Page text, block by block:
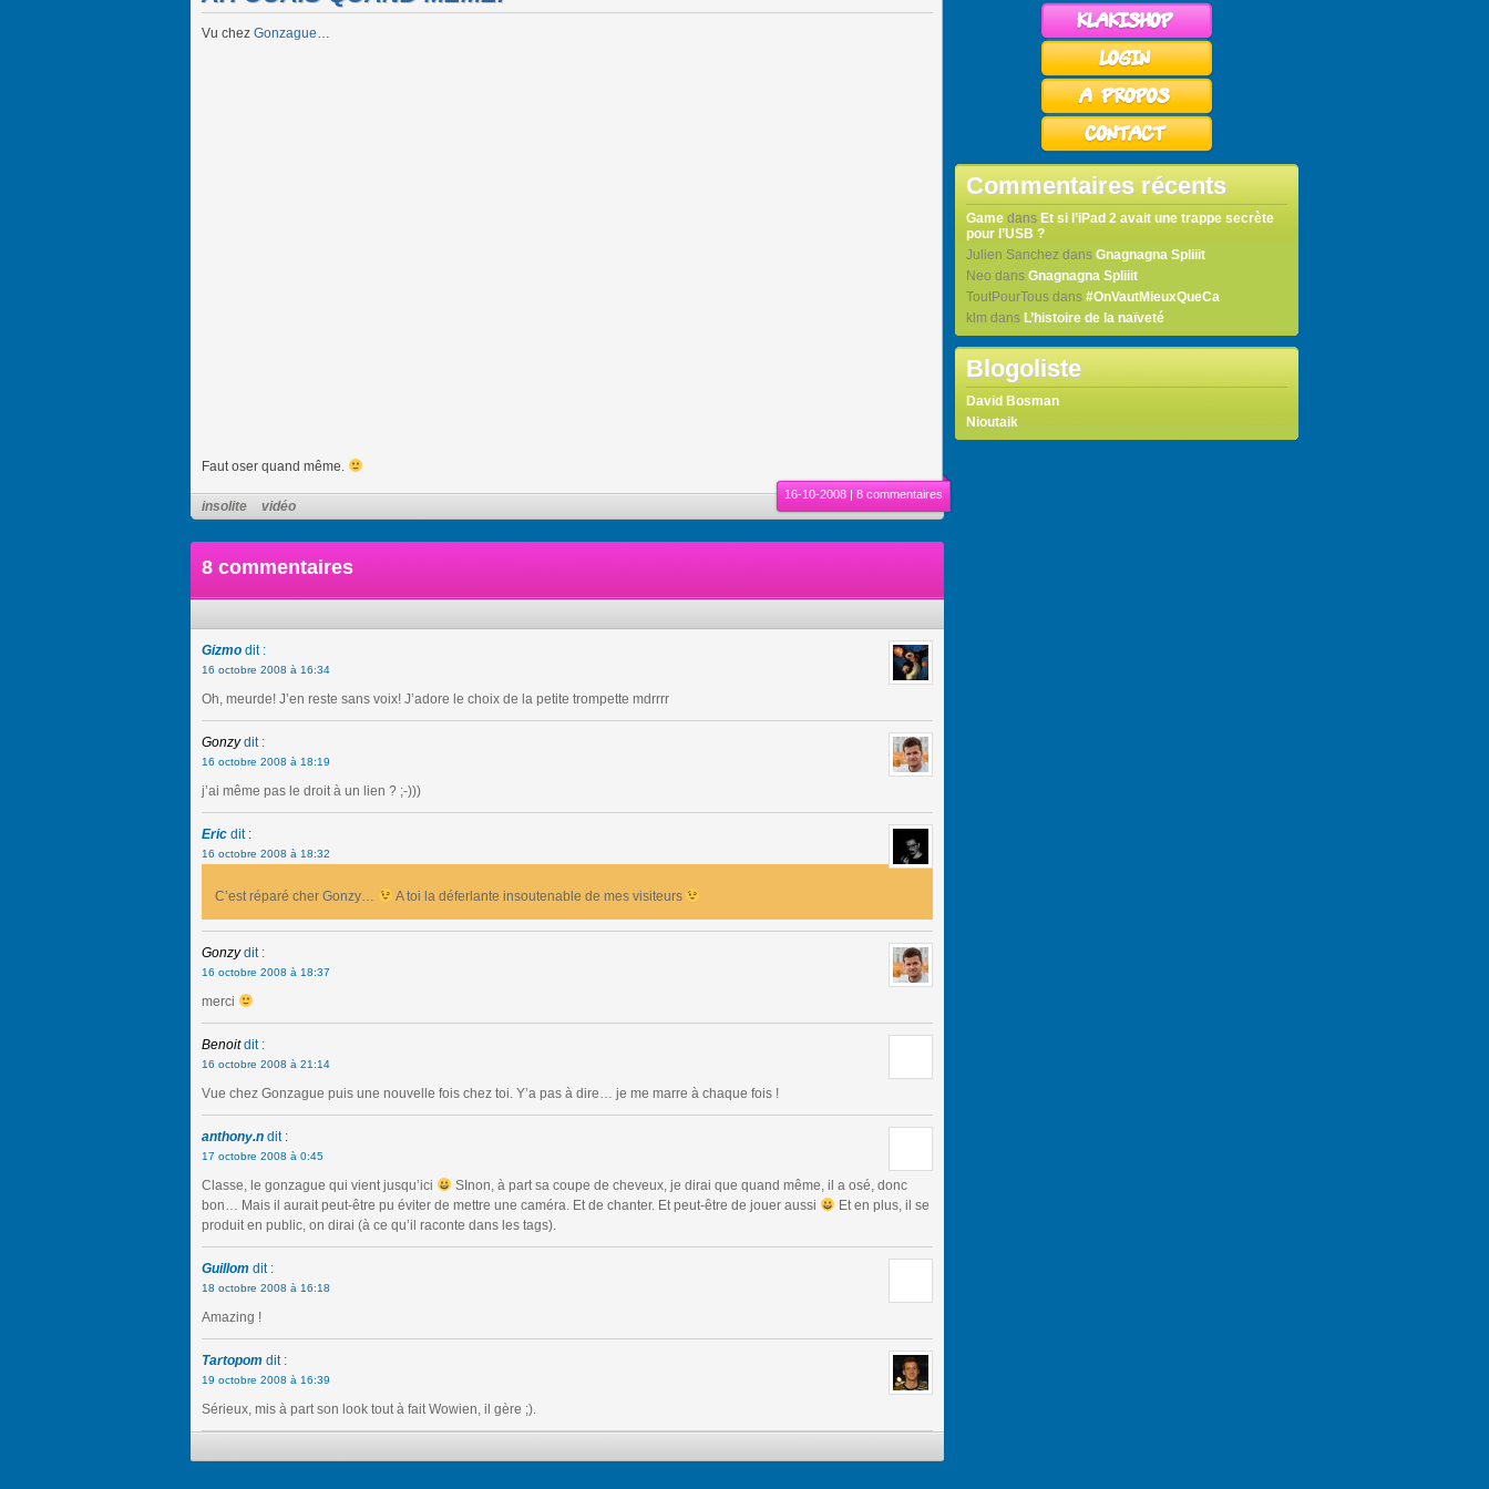
Vu chez Gonzague…
Faut oser quand même.
insolite vidéo
16-10-2008 | 8 commentaires
8 commentaires
Gizmo dit :
16 octobre 2008 à 16:34
Oh, meurde! J’en reste sans voix! J’adore le choix de la petite trompette mdrrrr
Gonzy dit :
16 octobre 2008 à 18:19
j’ai même pas le droit à un lien ? ;-)))
Eric dit :
16 octobre 2008 à 18:32
C’est réparé cher Gonzy… A toi la déferlante insoutenable de mes visiteurs
Gonzy dit :
16 octobre 2008 à 18:37
merci
Benoit dit :
16 octobre 2008 à 21:14
Vue chez Gonzague puis une nouvelle fois chez toi. Y’a pas à dire… je me marre à chaque fois !
anthony.n dit :
17 octobre 2008 à 0:45
Classe, le gonzague qui vient jusqu’ici
SInon, à part sa coupe de cheveux, je dirai que quand même, il a osé, donc
bon… Mais il aurait peut-être pu éviter de mettre une caméra. Et de chanter. Et peut-être de jouer aussi
Et en plus, il se
produit en public, on dirai (à ce qu’il raconte dans les tags).
Guillom dit :
18 octobre 2008 à 16:18
Amazing !
Tartopom dit :
19 octobre 2008 à 16:39
Sérieux, mis à part son look tout à fait Wowien, il gère ;).
Commentaires récents
Game dans Et si l’iPad 2 avait une trappe secrète
pour l’USB ?
Julien Sanchez dans Gnagnagna Spliiit
Neo dans Gnagnagna Spliiit
ToutPourTous dans #OnVautMieuxQueCa
klm dans L’histoire de la naïveté
Blogoliste
David Bosman
Nioutaik